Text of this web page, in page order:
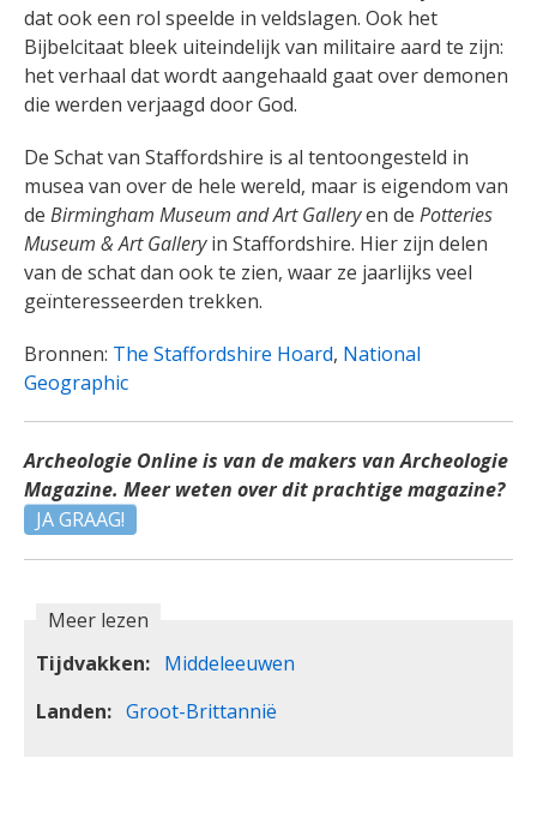
dat ook een rol speelde in veldslagen. Ook het
Bijbelcitaat bleek uiteindelijk van militaire aard te zijn:
het verhaal dat wordt aangehaald gaat over demonen
die werden verjaagd door God.
De Schat van Staffordshire is al tentoongesteld in
musea van over de hele wereld, maar is eigendom van
de Birmingham Museum and Art Galleryen de Potteries
Museum & Art Galleryin Staffordshire. Hier zijn delen
van de schat dan ook te zien, waar ze jaarlijks veel
geïnteresseerden trekken.
Bronnen: The Staffordshire Hoard, National
Geographic
Archeologie Online is van de makers van Archeologie
Magazine. Meer weten over dit prachtige magazine?
JA GRAAG!
Meer lezen
Tijdvakken
Middeleeuwen
Landen
Groot-Brittannië